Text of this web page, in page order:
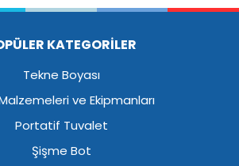
KATEGORİLER
Tekne Boyası
ve Ekipmanları
Portatif Tuvalet
Şişme Bot